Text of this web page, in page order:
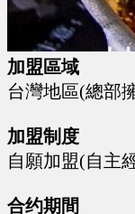
​​加盟區域
台灣地區(總部
加盟制度
自願加盟(自主
合约期間